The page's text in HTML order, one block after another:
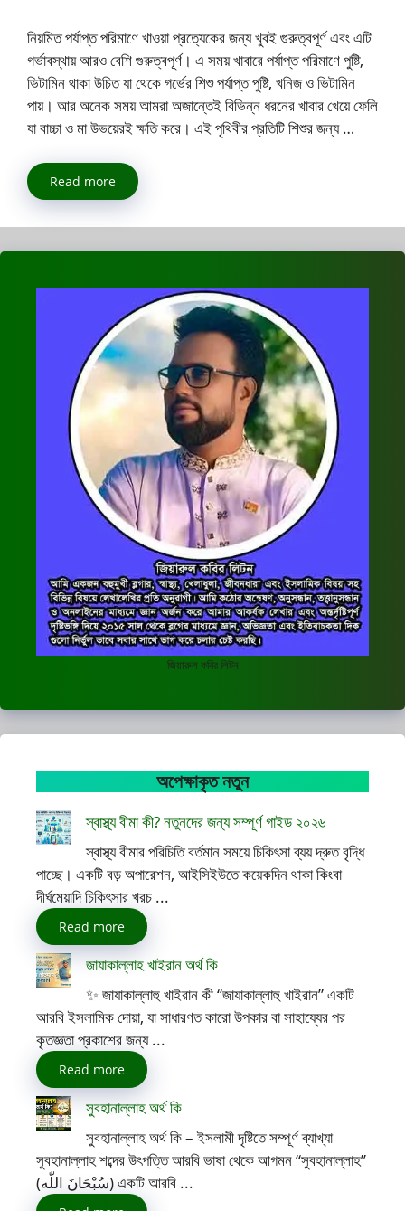
নিয়মিত পর্যাপ্ত পরিমাণে খাওয়া প্রত্যেকের জন্য খুবই গুরুত্বপূর্ণ এবং এটি
গর্ভাবস্থায় আরও বেশি গুরুত্বপূর্ণ। এ সময় খাবারে পর্যাপ্ত পরিমাণে পুষ্টি,
ভিটামিন থাকা উচিত যা থেকে গর্ভের শিশু পর্যাপ্ত পুষ্টি, খনিজ ও ভিটামিন
পায়। আর অনেক সময় আমরা অজান্তেই বিভিন্ন ধরনের খাবার খেয়ে ফেলি
যা বাচ্চা ও মা উভয়েরই ক্ষতি করে। এই পৃথিবীর প্রতিটি শিশুর জন্য …
Read more
জিয়ারুল কবির লিটন
অপেক্ষাকৃত নতুন
স্বাস্থ্য বীমা কী? নতুনদের জন্য সম্পূর্ণ গাইড ২০২৬
স্বাস্থ্য বীমার পরিচিতি বর্তমান সময়ে চিকিৎসা ব্যয় দ্রুত বৃদ্ধি
পাচ্ছে। একটি বড় অপারেশন, আইসিইউতে কয়েকদিন থাকা কিংবা
দীর্ঘমেয়াদি চিকিৎসার খরচ ...
Read more
জাযাকাল্লাহ খাইরান অর্থ কি
✨ জাযাকাল্লাহু খাইরান কী “জাযাকাল্লাহু খাইরান” একটি
আরবি ইসলামিক দোয়া, যা সাধারণত কারো উপকার বা সাহায্যের পর
কৃতজ্ঞতা প্রকাশের জন্য ...
Read more
সুবহানাল্লাহ অর্থ কি
সুবহানাল্লাহ অর্থ কি – ইসলামী দৃষ্টিতে সম্পূর্ণ ব্যাখ্যা
সুবহানাল্লাহ শব্দের উৎপত্তি আরবি ভাষা থেকে আগমন “সুবহানাল্লাহ”
(سُبْحَانَ اللّٰه) একটি আরবি ...